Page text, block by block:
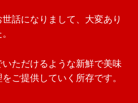
話になりまして、大変あり
ただけるような新鮮で美味
ご提供していく所存です。